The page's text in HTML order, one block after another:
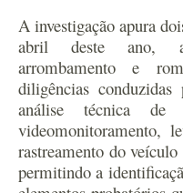
A investigação apura
abril deste ano,
arrombamento e
diligências
análise técnica de
videomonitoramento,
rastreamento do
permitindo a